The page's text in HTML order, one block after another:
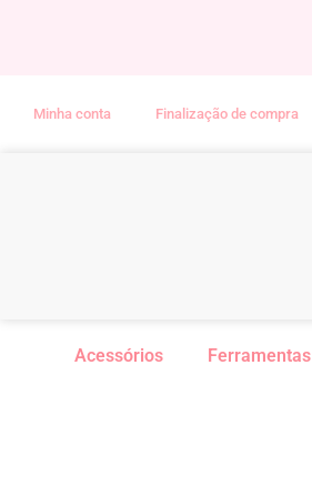
Minha conta Finalização de compra
Acessórios Ferramentas